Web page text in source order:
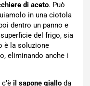
di aceto. Può
in una ciotola
dentro un panno e
del frigo, sia
è la soluzione
eliminando anche i
il sapone giallo da